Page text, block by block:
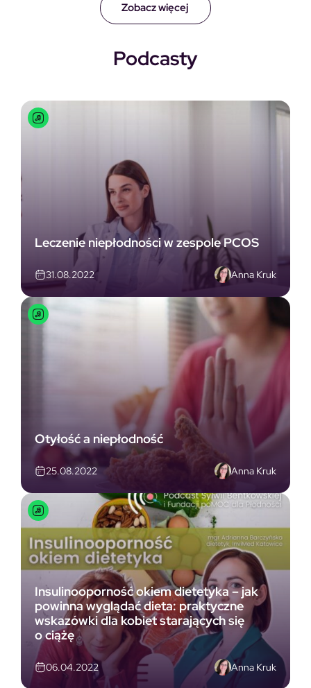
Zobacz więcej
Podcasty
Leczenie niepłodności w zespole PCOS
31.08.2022 Anna Kruk
Otyłość a niepłodność
25.08.2022 Anna Kruk
Insulinooporność okiem dietetyka – jak
powinna wyglądać dieta: praktyczne
wskazówki dla kobiet starających się
o ciążę
06.04.2022 Anna Kruk